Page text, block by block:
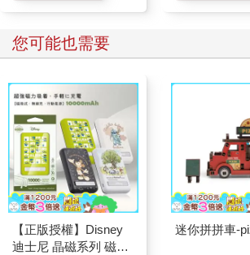
號，妳待在這裡已經一百二十六天。給妳的
這座地牢裡？」
「天啊，不！妳不能這樣對待我。」她呻
要對我做出這一切？」她站起來，依舊用手
想殺了我，那麼現在就動手吧！」她喊道。
女人的聲音相當冷淡，比第一次出現時還
梅瑞特。我們不想殺妳，反而要給妳一個機
糟。妳只要回答關於妳自己的問題—為什麼
樣關在籠子？妳必須獨自找出答案，梅瑞特
她把頭往後仰，這是怎樣的夢魘？就算她
您可能也需要
【正版授權】Disney
迪士尼 晶磁系列 磁吸
迷你拼拼車-